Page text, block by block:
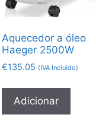
Aquecedor a óleo
Haeger 2500W
€135.05 (IVA Incluído)
Adicionar